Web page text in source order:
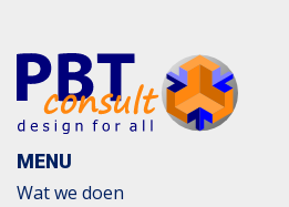
MENU
Wat we doen